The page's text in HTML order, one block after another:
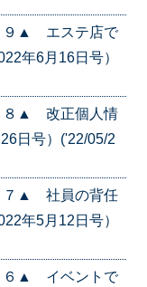
９▲ エステ店で
年6月16日号）
８▲ 改正個人情
日号）('22/05/2
７▲ 社員の背任
年5月12日号）
６▲ イベントで